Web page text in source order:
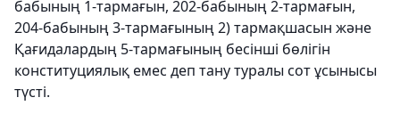
бабының 1-тармағын, 202-бабының 2-тармағын,
204-бабының 3-тармағының 2) тармақшасын және
Қағидалардың 5-тармағының бесінші бөлігін
конституциялық емес деп тану туралы сот ұсынысы
түсті.